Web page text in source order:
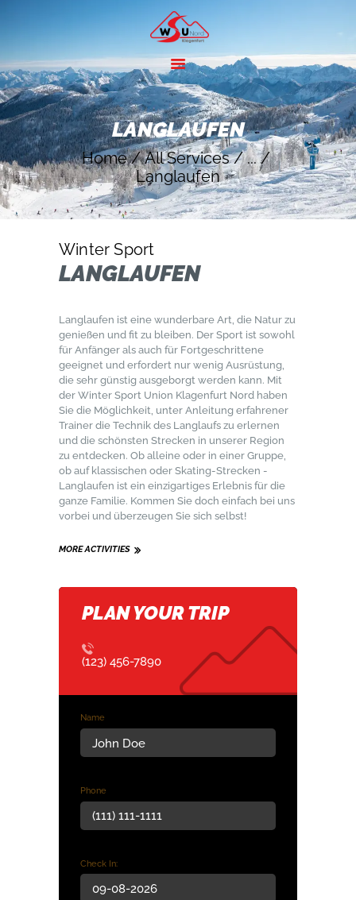
LANGLAUFEN
Home All Services
...
Langlaufen
HOME
ANGEBOTE
SKIGEBIETE
ÜBER UNS
KONTAKT
Winter Sport
LANGLAUFEN
Langlaufen ist eine wunderbare Art, die Natur zu
genießen und fit zu bleiben. Der Sport ist sowohl
für Anfänger als auch für Fortgeschrittene
geeignet und erfordert nur wenig Ausrüstung,
die sehr günstig ausgeborgt werden kann. Mit
der Winter Sport Union Klagenfurt Nord haben
Sie die Möglichkeit, unter Anleitung erfahrener
Trainer die Technik des Langlaufs zu erlernen
und die schönsten Strecken in unserer Region
zu entdecken. Ob alleine oder in einer Gruppe,
ob auf klassischen oder Skating-Strecken -
Langlaufen ist ein einzigartiges Erlebnis für die
ganze Familie. Kommen Sie doch einfach bei uns
vorbei und überzeugen Sie sich selbst!
MORE ACTIVITIES
PLAN YOUR TRIP
(123) 456-7890
Name
Phone
Check In: